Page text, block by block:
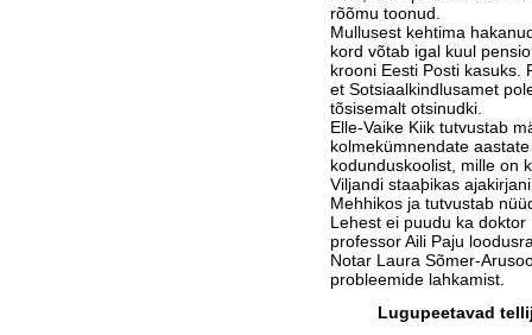
rõõmu toonud.
Mullusest kehtima
kord võtab igal kuul
krooni Eesti Posti kasuks.
et Sotsiaalkindlusamet
tõsisemalt otsinudki.
Elle-Vaike Kiik tutvustab
kolmekümnendate
kodunduskoolist, mille on
Viljandi staaþikas
Mehhikos ja tutvustab
Lehest ei puudu ka
professor Aili Paju
Notar Laura Sõmer-
probleemide lahkamist.
Lugupeetavad